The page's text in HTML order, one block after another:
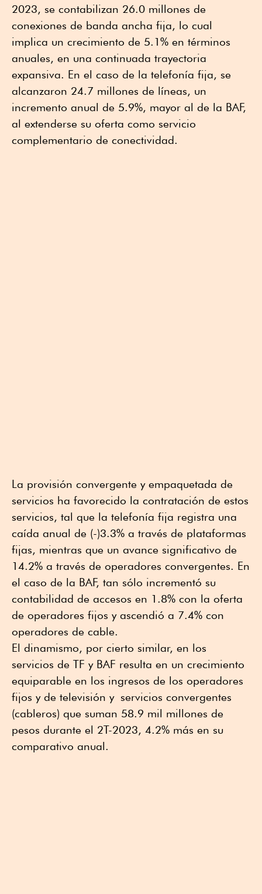
2023, se contabilizan 26.0 millones de
conexiones de banda ancha fija, lo cual
implica un crecimiento de 5.1% en términos
anuales, en una continuada trayectoria
expansiva. En el caso de la telefonía fija, se
alcanzaron 24.7 millones de líneas, un
incremento anual de 5.9%, mayor al de la BAF,
al extenderse su oferta como servicio
complementario de conectividad.
La provisión convergente y empaquetada de
servicios ha favorecido la contratación de estos
servicios, tal que la telefonía fija registra una
caída anual de (-)3.3% a través de plataformas
fijas, mientras que un avance significativo de
14.2% a través de operadores convergentes. En
el caso de la BAF, tan sólo incrementó su
contabilidad de accesos en 1.8% con la oferta
de operadores fijos y ascendió a 7.4% con
operadores de cable.
El dinamismo, por cierto similar, en los
servicios de TF y BAF resulta en un crecimiento
equiparable en los ingresos de los operadores
fijos y de televisión y servicios convergentes
(cableros) que suman 58.9 mil millones de
pesos durante el 2T-2023, 4.2% más en su
comparativo anual.